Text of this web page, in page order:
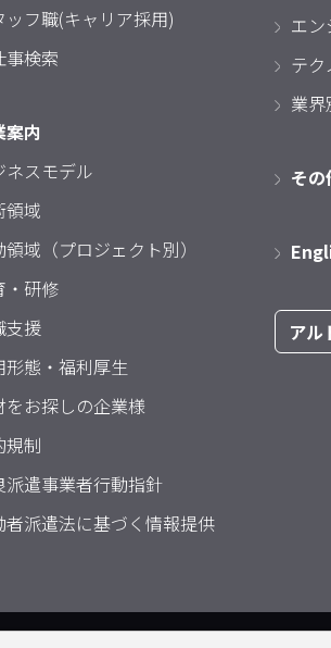
ッフ職(キャリア採用)
事検索
案内
ネスモデル
領域
域（プロジェクト別）
・研修
支援
形態・福利厚生
をお探しの企業様
規制
派遣事業者行動指針
者派遣法に基づく情報提供
エ
テク
業
そ
アル